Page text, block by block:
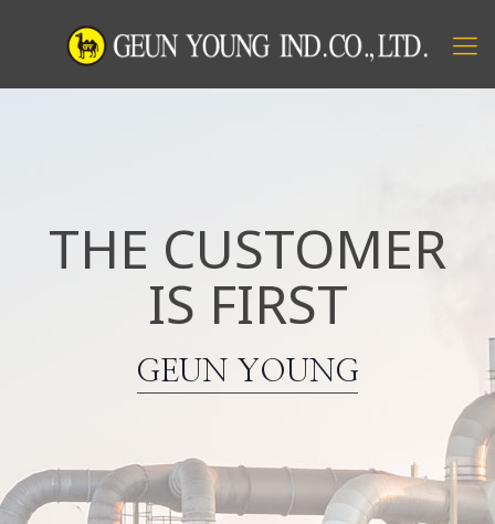
THE CUSTOMER
IS FIRST
GEUN YOUNG